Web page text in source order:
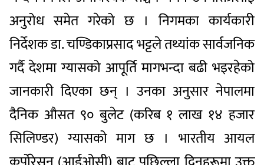
अनुरोध समेत गरेको छ । निगमका कार्यकारी
निर्देशक डा. चण्डिकाप्रसाद भट्टले तथ्यांक सार्वजनिक
गर्दै देशमा ग्यासको आपूर्ति मागभन्दा बढी भइरहेको
जानकारी दिएका छन् । उनका अनुसार नेपालमा
दैनिक औसत ९० बुलेट (करिब १ लाख १४ हजार
सिलिण्डर) ग्यासको माग छ । भारतीय आयल